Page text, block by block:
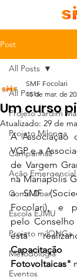
Post
All Posts
Projeto Jardim
Projeto Milonga
Campanhas
Ação Emergencial
Como Doar
Escola EJMU
Projeto milONGa
Metodologia
Eventos
All Posts
Um curso
SMF Focolari
15 de mar. de
Atualizado: 29 de
A Associação
VGP e a
de Vargem
na Mariápolis
a SMF
Focolari), e
pelo
está
Fotovoltaicas"